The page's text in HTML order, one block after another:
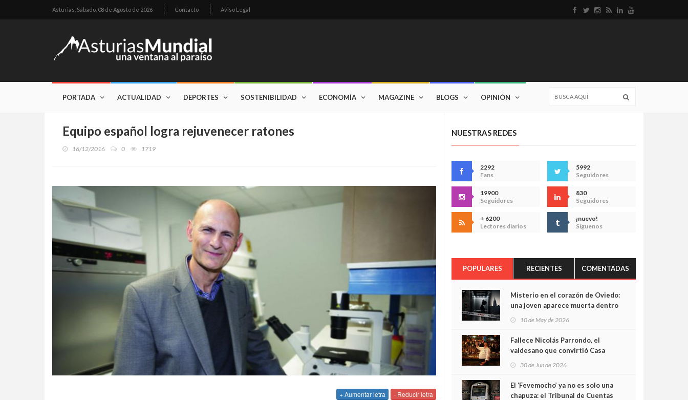
Asturias, Sábado, 08 de Agosto de 2026 Contacto Aviso Legal
PORTADA ACTUALIDAD DEPORTES SOSTENIBILIDAD ECONOMÍA MAGAZINE BLOGS OPINIÓN
Equipo español logra rejuvenecer ratones
16/12/2016 0 1719
+ Aumentar letra - Reducir letra
NUESTRAS REDES
2292
Fans
5992
Seguidores
19900
Seguidores
830
Seguidores
+ 6200
Lectores diarios
¡nuevo!
Síguenos
POPULARES RECIENTES COMENTADAS
Misterio en el corazón de Oviedo:
una joven aparece muerta dentro
cámaras captan sus últimos
minutos
10 de May de 2026
Fallece Nicolás Parrondo, el
valdesano que convirtió Casa
30 de Jun de 2026
El ‘Fevemocho’ ya no es solo una
chapuza: el Tribunal de Cuentas